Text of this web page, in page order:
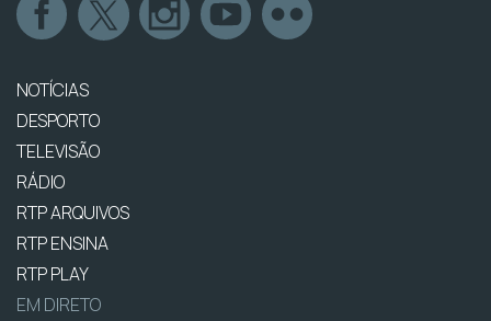
NOTÍCIAS
DESPORTO
TELEVISÃO
RÁDIO
RTP ARQUIVOS
RTP ENSINA
RTP PLAY
EM DIRETO